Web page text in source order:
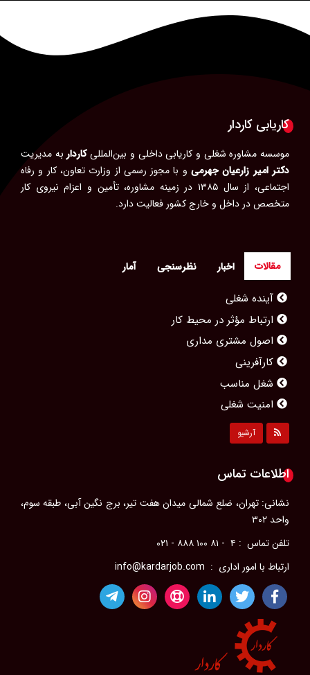
کاریابی کاردار
موسسه مشاوره شغلی و کاریابی داخلی و بین‌المللیکاردار به مدیریت
دکتر امیر زارعیان جهرمی و با مجوز رسمی از وزارت تعاون، کار و رفاه
اجتماعی، از سال ۱۳۸۵ در زمینه مشاوره، تأمین و اعزام نیروی کار
متخصص در داخل و خارج کشور فعالیت دارد.
مقالات اخبار نظرسنجی آمار
آینده شغلی
ارتباط مؤثر در محیط کار
اصول مشتری مداری
کارآفرینی
شغل مناسب
امنیت شغلی
مشاغل محبوب بانوان
مصاحبه کاری
پیشرفت شغلی
ویژگی‌های یک مدیر موفق
سلامت جسم در محل کار
مدیریت احساسات در محیط کار
رضایت شغلی
مؤسسات کاریابی
فرصت‌های شغلی در خارج از کشور
فرصت‌های شغلی برای پرستاران در حوزه خلیج فارس
آرشیو
اطلاعات تماس
نشانی: تهران، ضلع شمالی میدان هفت تیر، برج نگین آبی، طبقه سوم،
واحد ۳۰۲
تلفن تماس : ۴ - ۸۱ ۱۰۰ ۸۸۸ - ۰۲۱
ارتباط با امور اداری : info@kardarjob.com